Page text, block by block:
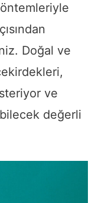
Doğal ve
ve
değerli